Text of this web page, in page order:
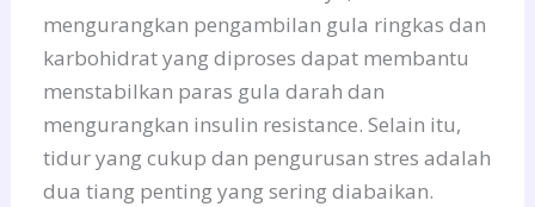
mengurangkan pengambilan gula ringkas dan
karbohidrat yang diproses dapat membantu
menstabilkan paras gula darah dan
mengurangkan insulin resistance. Selain itu,
tidur yang cukup dan pengurusan stres adalah
dua tiang penting yang sering diabaikan.